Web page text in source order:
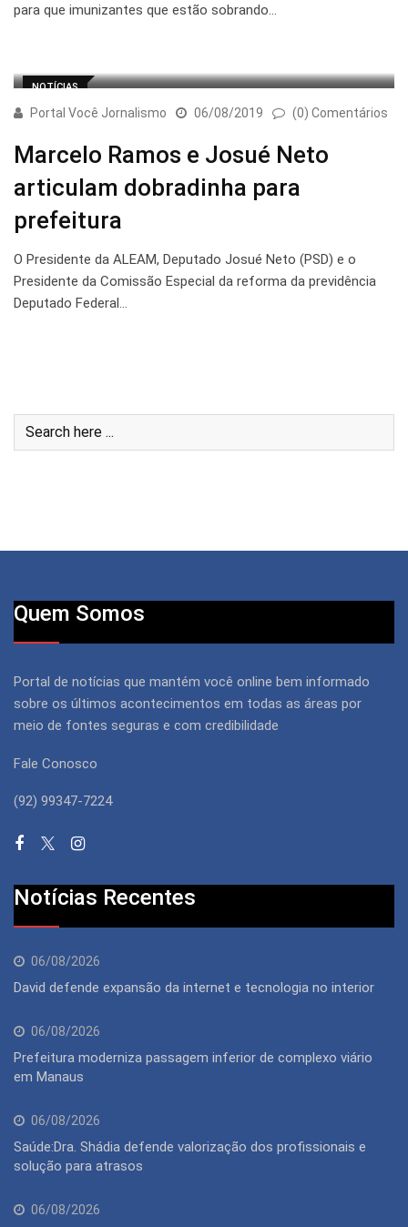
para que imunizantes que estão sobrando…
NOTÍCIAS
Portal Você Jornalismo 06/08/2019 (0) Comentários
Marcelo Ramos e Josué Neto
articulam dobradinha para
prefeitura
O Presidente da ALEAM, Deputado Josué Neto (PSD) e o
Presidente da Comissão Especial da reforma da previdência
Deputado Federal…
Quem Somos
Portal de notícias que mantém você online bem informado
sobre os últimos acontecimentos em todas as áreas por
meio de fontes seguras e com credibilidade
Fale Conosco
(92) 99347-7224
Notícias Recentes
06/08/2026
David defende expansão da internet e tecnologia no interior
06/08/2026
Prefeitura moderniza passagem inferior de complexo viário
em Manaus
06/08/2026
Saúde:Dra. Shádia defende valorização dos profissionais e
solução para atrasos
06/08/2026